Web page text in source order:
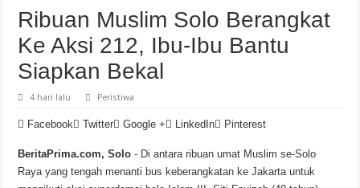
Ribuan Muslim Solo Berangkat
Ke Aksi 212, Ibu-Ibu Bantu
Siapkan Bekal
4 hari lalu Peristiwa
Facebook Twitter Google + LinkedIn Pinterest
BeritaPrima.com, Solo - Di antara ribuan umat Muslim se-Solo
Raya yang tengah menanti bus keberangkatan ke Jakarta untuk